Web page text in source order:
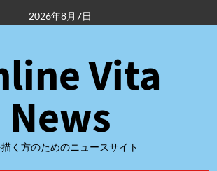
2026年8月7日
Vita
News
く方のためのニュースサイト